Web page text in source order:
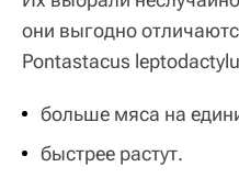
они выгодно
Pontastacus
больше мяса на
быстрее растут.